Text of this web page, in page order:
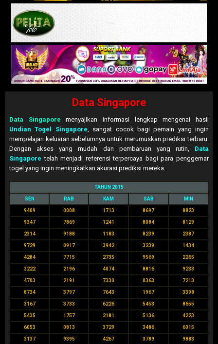
Data Singapore
Data Singapore menyajikan informasi lengkap mengenai hasil
Undian Togel Singapore , sangat cocok bagi pemain yang ingin
mempelajari keluaran sebelumnya untuk merumuskan prediksi terbaru.
Dengan akses yang mudah dan pembaruan yang rutin, Data
Singapore telah menjadi referensi terpercaya bagi para penggemar
togel yang ingin meningkatkan akurasi prediksi mereka.
TAHUN 2015
SEN RAB KAM SAB MIN
9409 0008 1713 8697 8823
9347 7869 1241 8084 8129
2314 9188 1183 8239 2387
9729 0917 3942 3239 1434
4284 7715 2735 9569 2265
3222 2196 4074 8816 9233
4703 2191 7330 0363 7213
8734 3797 7643 1967 3398
3167 3733 6226 5453 8655
5435 1757 2181 5136 4223
6053 0813 3729 3486 6015
3137 9395 4267 3789 9883